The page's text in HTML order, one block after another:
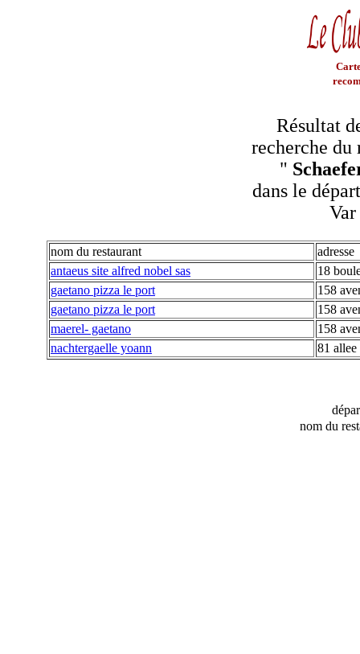
Résultat
recherche du
"
dans le
Var
nom du restaurant
adresse
antaeus site alfred nobel sas
18
gaetano pizza le port
158
gaetano pizza le port
158
maerel- gaetano
158
nachtergaelle yoann
81 allee
nom du